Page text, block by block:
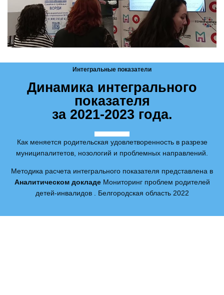
Интегральные показатели
Динамика интегрального
показателя
за 2021-2023 года.
Как меняется родительская удовлетворенность в разрезе
муниципалитетов, нозологий и проблемных направлений.
Методика расчета интегрального показателя представлена в
Аналитическом докладеМониторинг проблем родителей
детей-инвалидов . Белгородская область 2022